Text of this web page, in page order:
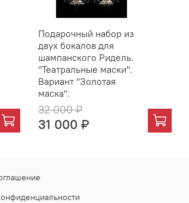
Подарочный набор из
двух бокалов для
шампанского Ридель.
"Театральные маски".
Вариант "Золотая
маска".
32 000 ₽
31 000 ₽